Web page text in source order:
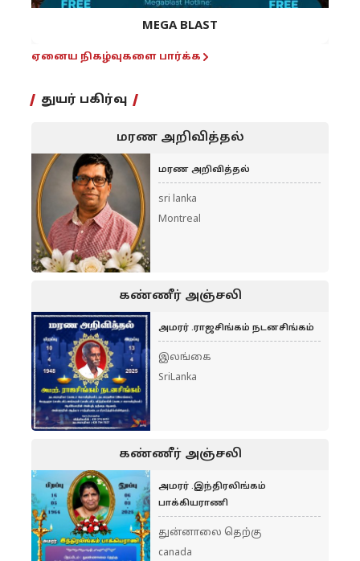
MEGA BLAST
ஏனைய நிகழ்வுகளை பார்க்க
துயர் பகிர்வு
மரண அறிவித்தல்
மரண அறிவித்தல்
sri lanka
Montreal
கண்ணீர் அஞ்சலி
அமரர் .ராஜசிங்கம் நடனசிங்கம்
இலங்கை
SriLanka
கண்ணீர் அஞ்சலி
அமரர் .இந்திரலிங்கம்
பாக்கியராணி
துன்னாலை தெற்கு
canada